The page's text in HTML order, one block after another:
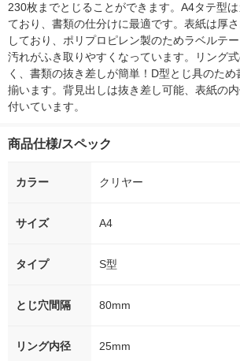
230枚までとじることができます。A4タテ型
ており、書類の仕分けに最適です。表紙は厚
しており、ポリプロピレン製のためラベルテー
汚れがふき取りやすくなっています。リング
く、書類の抜き差しが簡単！D型とじ具のた
揃います。背見出しは抜き差し可能、表紙の
付いています。
商品仕様/スペック
カラー クリヤー
サイズ A4
タイプ S型
とじ穴間隔 80mm
リング内径 25mm